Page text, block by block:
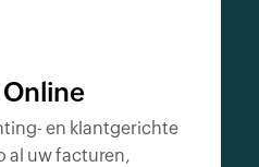
en klantgerichte
al uw facturen,